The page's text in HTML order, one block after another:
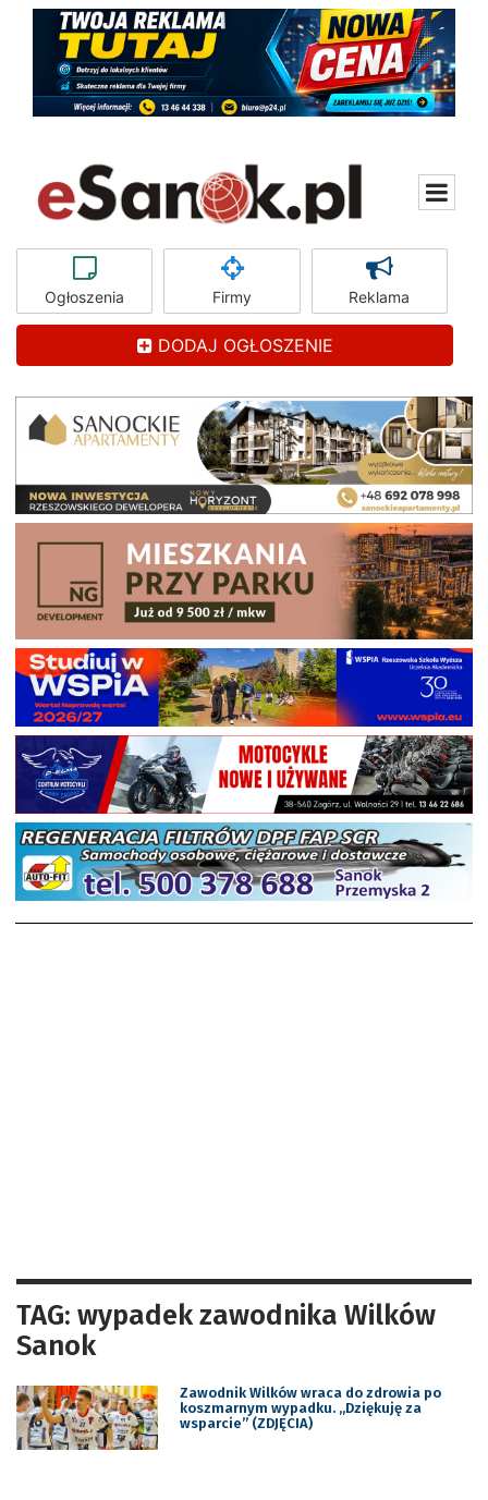
Ogłoszenia Firmy Reklama
DODAJ OGŁOSZENIE
TAG: wypadek zawodnika Wilków
Sanok
Zawodnik Wilków wraca do zdrowia po
koszmarnym wypadku. „Dziękuję za
wsparcie” (ZDJĘCIA)